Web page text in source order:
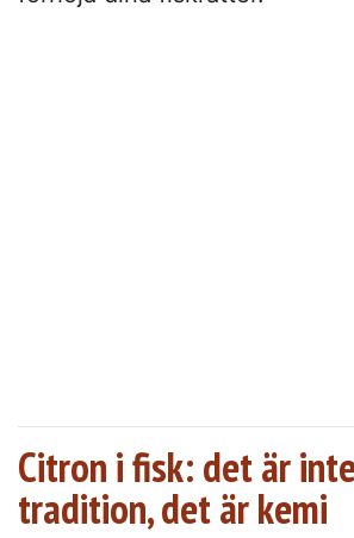
Citron i fisk: det är
tradition, det är kemi